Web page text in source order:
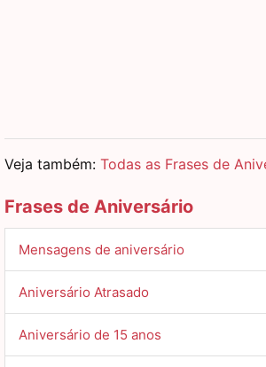
Veja também: Todas as Frases de
Frases de Aniversário
Mensagens de aniversário
Aniversário Atrasado
Aniversário de 15 anos